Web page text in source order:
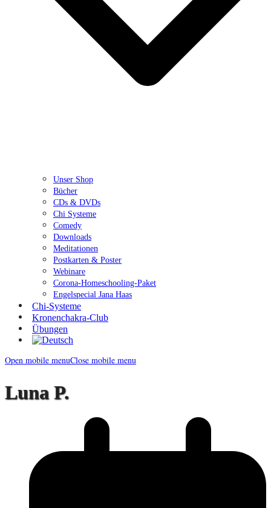
Unser Shop
Bücher
CDs & DVDs
Chi Systeme
Comedy
Downloads
Meditationen
Postkarten & Poster
Webinare
Corona-Homeschooling-Paket
Engelspecial Jana Haas
Chi-Systeme
Kronenchakra-Club
Übungen
Open mobile menuClose mobile menu
Luna P.